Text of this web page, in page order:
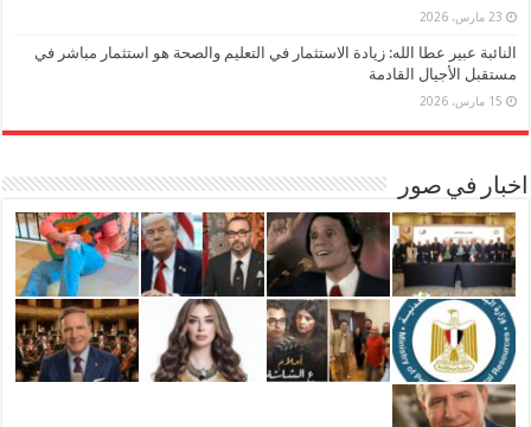
23 مارس، 2026
النائبة عبير عطا الله: زيادة الاستثمار في التعليم والصحة هو استثمار مباشر في
مستقبل الأجيال القادمة
15 مارس، 2026
اخبار في صور